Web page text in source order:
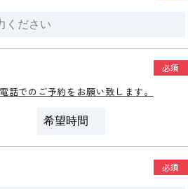
必須
でのご予約をお願い致します。
必須